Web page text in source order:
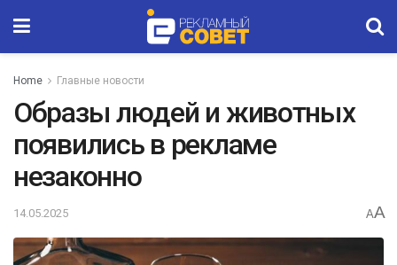
Home Главные новости
Образы людей и животных
появились в рекламе
незаконно
14.05.2025 AA